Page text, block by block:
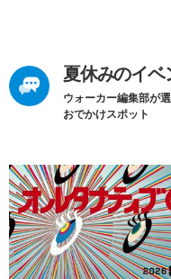
夏休みのイ
ウォーカー編集部が
おでかけスポット